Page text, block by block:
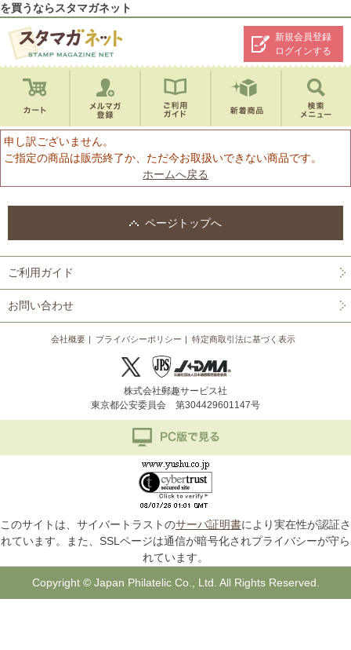
を買うならスタマガネット
新規会員登録
ログインする
申し訳ございません。
ご指定の商品は販売終了か、ただ今お取扱いできない商品です。
ホームへ戻る
ページトップへ
ご利用ガイド
お問い合わせ
会社概要 プライバシーポリシー 特定商取引法に基づく表示
株式会社郵趣サービス社
東京都公安委員会 第304429601147号
このサイトは、サイバートラストのサーバ証明書により実在性が認証さ
れています。また、SSLページは通信が暗号化されプライバシーが守ら
れています。
Copyright © Japan Philatelic Co., Ltd. All Rights Reserved.